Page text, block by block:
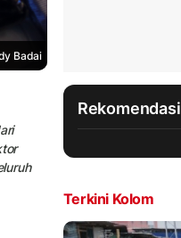
Badai
Rekomendasi
Terkini Kolom